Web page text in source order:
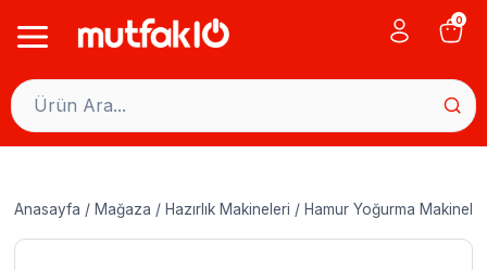
0
Anasayfa / Mağaza / Hazırlık Makineleri / Hamur Yoğurma